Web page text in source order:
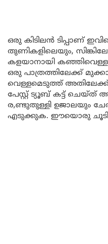
ഒരു കിടിലൻ ടിപ്പാണ്
തുണികളിലെയും,
കളയാനായി
ഒരു പാത്രത്തിലേക്ക്
വെള്ളമെടുത്ത് അതിലേക്ക്
പേസ്റ്റ് ട്യൂബ് കട്ട് ചെയ്ത്
ര,ണ്ടുതുള്ളി ഉജാലയും
എടുക്കുക. ഈയൊരു